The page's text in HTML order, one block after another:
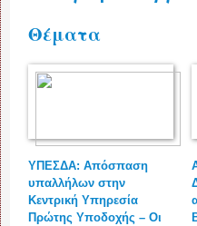
Θέματα
ΥΠΕΣΔΑ: Απόσπαση
υπαλλήλων στην
Κεντρική Υπηρεσία
Πρώτης Υποδοχής – Οι